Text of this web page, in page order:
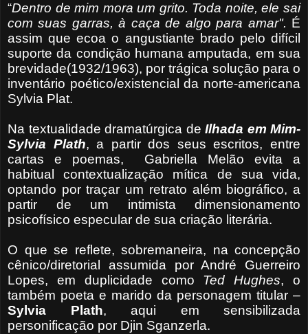
“Dentro de mim mora um grito. Toda noite, ele sai
com suas garras, à caça de algo para amar". É
assim que ecoa o angustiante brado pelo difícil
suporte da condição humana amputada, em sua
brevidade(1932/1963), por trágica solução para o
inventário poético/existencial da norte-americana
Sylvia Plat.
Na textualidade dramatúrgica de Ilhada em Mim-
Sylvia Plath, a partir dos seus escritos, entre
cartas e poemas,
Gabriella Melão evita a
habitual contextualização mítica de sua vida,
optando por traçar um retrato além biográfico, a
partir de um intimista dimensionamento
psicofísico especular de sua criação literária.
O que se reflete, sobremaneira, na concepção
cênico/diretorial assumida por André Guerreiro
Lopes, em duplicidade como Ted Hughes, o
também poeta e marido da personagem titular –
Sylvia Plath, aqui em sensibilizada
personificação por Djin Sganzerla.